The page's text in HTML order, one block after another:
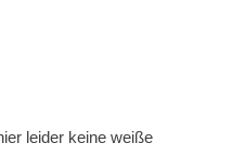
leider keine weiße